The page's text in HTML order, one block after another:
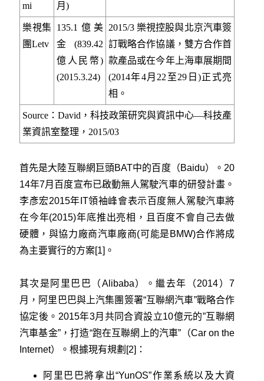
mi
月)
樂視集
團Letv
135.1億美
金(839.42
億人民幣)
(2015.3.24)
2015/3 樂視控股與北京汽車簽
訂戰略合作協議，雙方合作首
款產品或在今年上海車展期間
(2014年4月22至29日)正式亮
相。
Source：David，科技政策研究與資訊中心—科技產
業資訊室整理，2015/03
首先是大陸互聯網巨頭BAT中的百度（Baidu）。20
14年7月百度宣布已啟動無人駕駛汽車的研發計畫。
李彥宏2015年IT領袖峰會表示百度無人駕駛汽車將
在今年(2015)年底推出亮相，且百度不會自己去做
硬體，與協力廠商汽車廠商(可能是BMW)合作將成
為主要實行的方案[1]。
其次是阿里巴巴（Alibaba）。繼去年（2014）7
月，阿里巴巴與上汽集團簽署“互聯網汽車”戰略合作
協定後。2015年3月共同合資設立10億元的”互聯網
汽車基金”，打造“跑在互聯網上的汽車”（Car on the
Internet）。根據現有規劃[2]：
阿里巴巴將拿出“YunOS”作業系統以及大資